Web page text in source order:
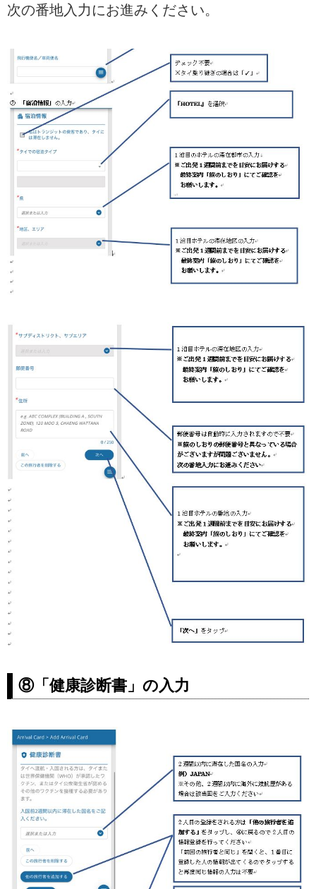
次の番地入力にお進みください。
⑧「健康診断書」の入力